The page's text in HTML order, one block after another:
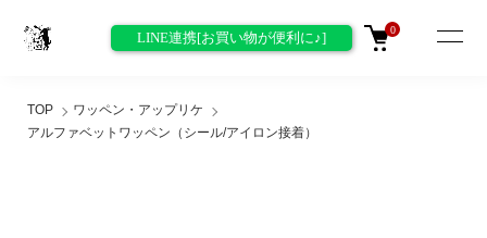
LINE連携[お買い物が便利に♪] 0
TOP
ワッペン・アップリケ
アルファベットワッペン（シール/アイロン接着）